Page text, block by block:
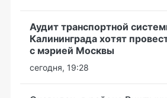
Аудит транспортной
Калининграда хотят
с мэрией Москвы
сегодня, 19:28